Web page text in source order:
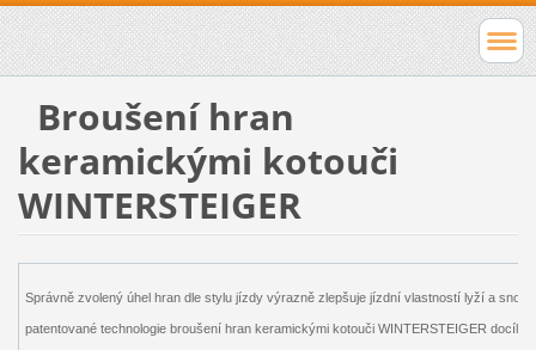
Broušení hran
keramickými kotouči
WINTERSTEIGER
Správně zvolený úhel hran dle stylu jízdy výrazně zlepšuje jízdní vlastností lyží a
patentované technologie broušení hran keramickými kotouči WINTERSTEIGER